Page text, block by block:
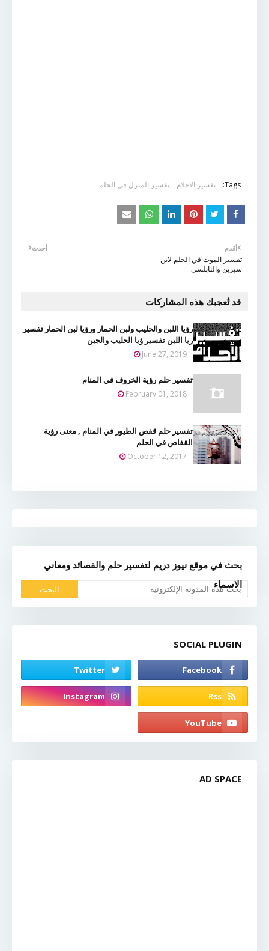
Tags: تفسير الاحلام تفسير المنزل في الحلم
أحدث أقدم
تفسير الموت في الحلم لابن
سيرين والنابلسي
قد تُعجبك هذه المشاركات
رؤيا اللبن والحليب ولبن الحمار ورؤيا لبن الحمار تفسير
ريا اللبن تفسير ؤيا الحليب والجبن
June 27, 2019
تفسير حلم رؤية الخروف في المنام
February 01, 2018
تفسير حلم قفص الطيور في المنام , معنى رؤية
القفاص في الحلم
October 12, 2017
بحث في موقع نيوز دريم لتفسير حلم والقصائد ومعاني
الاسماء
SOCIAL PLUGIN
AD SPACE